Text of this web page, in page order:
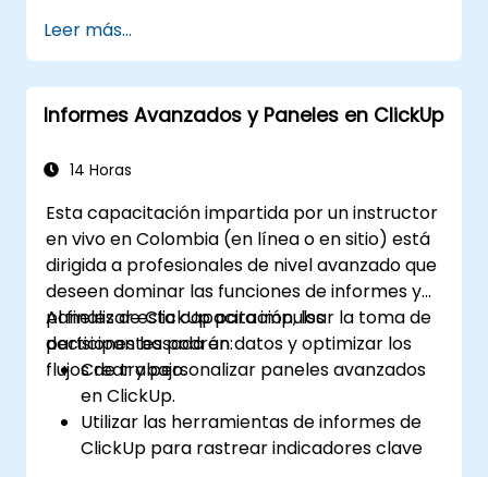
Leer más...
Informes Avanzados y Paneles en ClickUp
14 Horas
Esta capacitación impartida por un instructor
en vivo en Colombia (en línea o en sitio) está
dirigida a profesionales de nivel avanzado que
deseen dominar las funciones de informes y
paneles de ClickUp para impulsar la toma de
decisiones basada en datos y optimizar los
flujos de trabajo.
Al finalizar esta capacitación, los
participantes podrán:
Crear y personalizar paneles avanzados
en ClickUp.
Utilizar las herramientas de informes de
ClickUp para rastrear indicadores clave